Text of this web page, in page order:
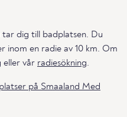
tar dig till badplatsen. Du
inom en radie av 10 km. Om
eller vår radiesökning.
på Smaaland Med